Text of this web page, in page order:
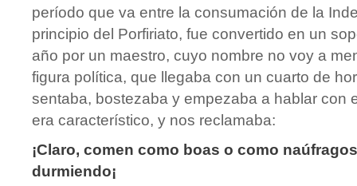
período que va entre la consumación de la
principio del Porfiriato, fue convertido en un
año por un maestro, cuyo nombre no voy a
figura política, que llegaba con un cuarto de
sentaba, bostezaba y empezaba a hablar con
era característico, y nos reclamaba:
¡Claro, comen como boas o como
durmiendo¡